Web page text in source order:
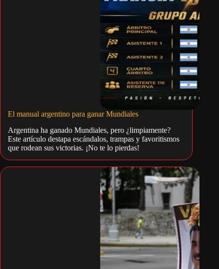
El manual argentino para ganar Mundiales
Argentina ha ganado Mundiales, pero ¿limpiamente?
Este artículo destapa escándalos, trampas y favoritismos
que rodean sus victorias. ¡No te lo pierdas!